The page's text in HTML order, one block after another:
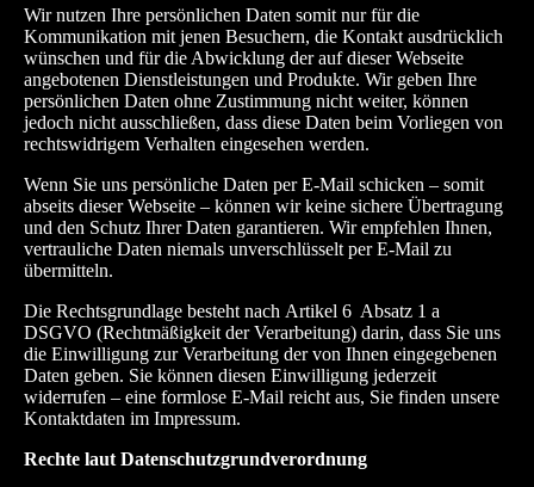
Wir nutzen Ihre persönlichen Daten somit nur für die
Kommunikation mit jenen Besuchern, die Kontakt ausdrücklich
wünschen und für die Abwicklung der auf dieser Webseite
angebotenen Dienstleistungen und Produkte. Wir geben Ihre
persönlichen Daten ohne Zustimmung nicht weiter, können
jedoch nicht ausschließen, dass diese Daten beim Vorliegen von
rechtswidrigem Verhalten eingesehen werden.
Wenn Sie uns persönliche Daten per E-Mail schicken – somit
abseits dieser Webseite – können wir keine sichere Übertragung
und den Schutz Ihrer Daten garantieren. Wir empfehlen Ihnen,
vertrauliche Daten niemals unverschlüsselt per E-Mail zu
übermitteln.
Die Rechtsgrundlage besteht nach Artikel 6 Absatz 1 a
DSGVO (Rechtmäßigkeit der Verarbeitung) darin, dass Sie uns
die Einwilligung zur Verarbeitung der von Ihnen eingegebenen
Daten geben. Sie können diesen Einwilligung jederzeit
widerrufen – eine formlose E-Mail reicht aus, Sie finden unsere
Kontaktdaten im Impressum.
Rechte laut Datenschutzgrundverordnung